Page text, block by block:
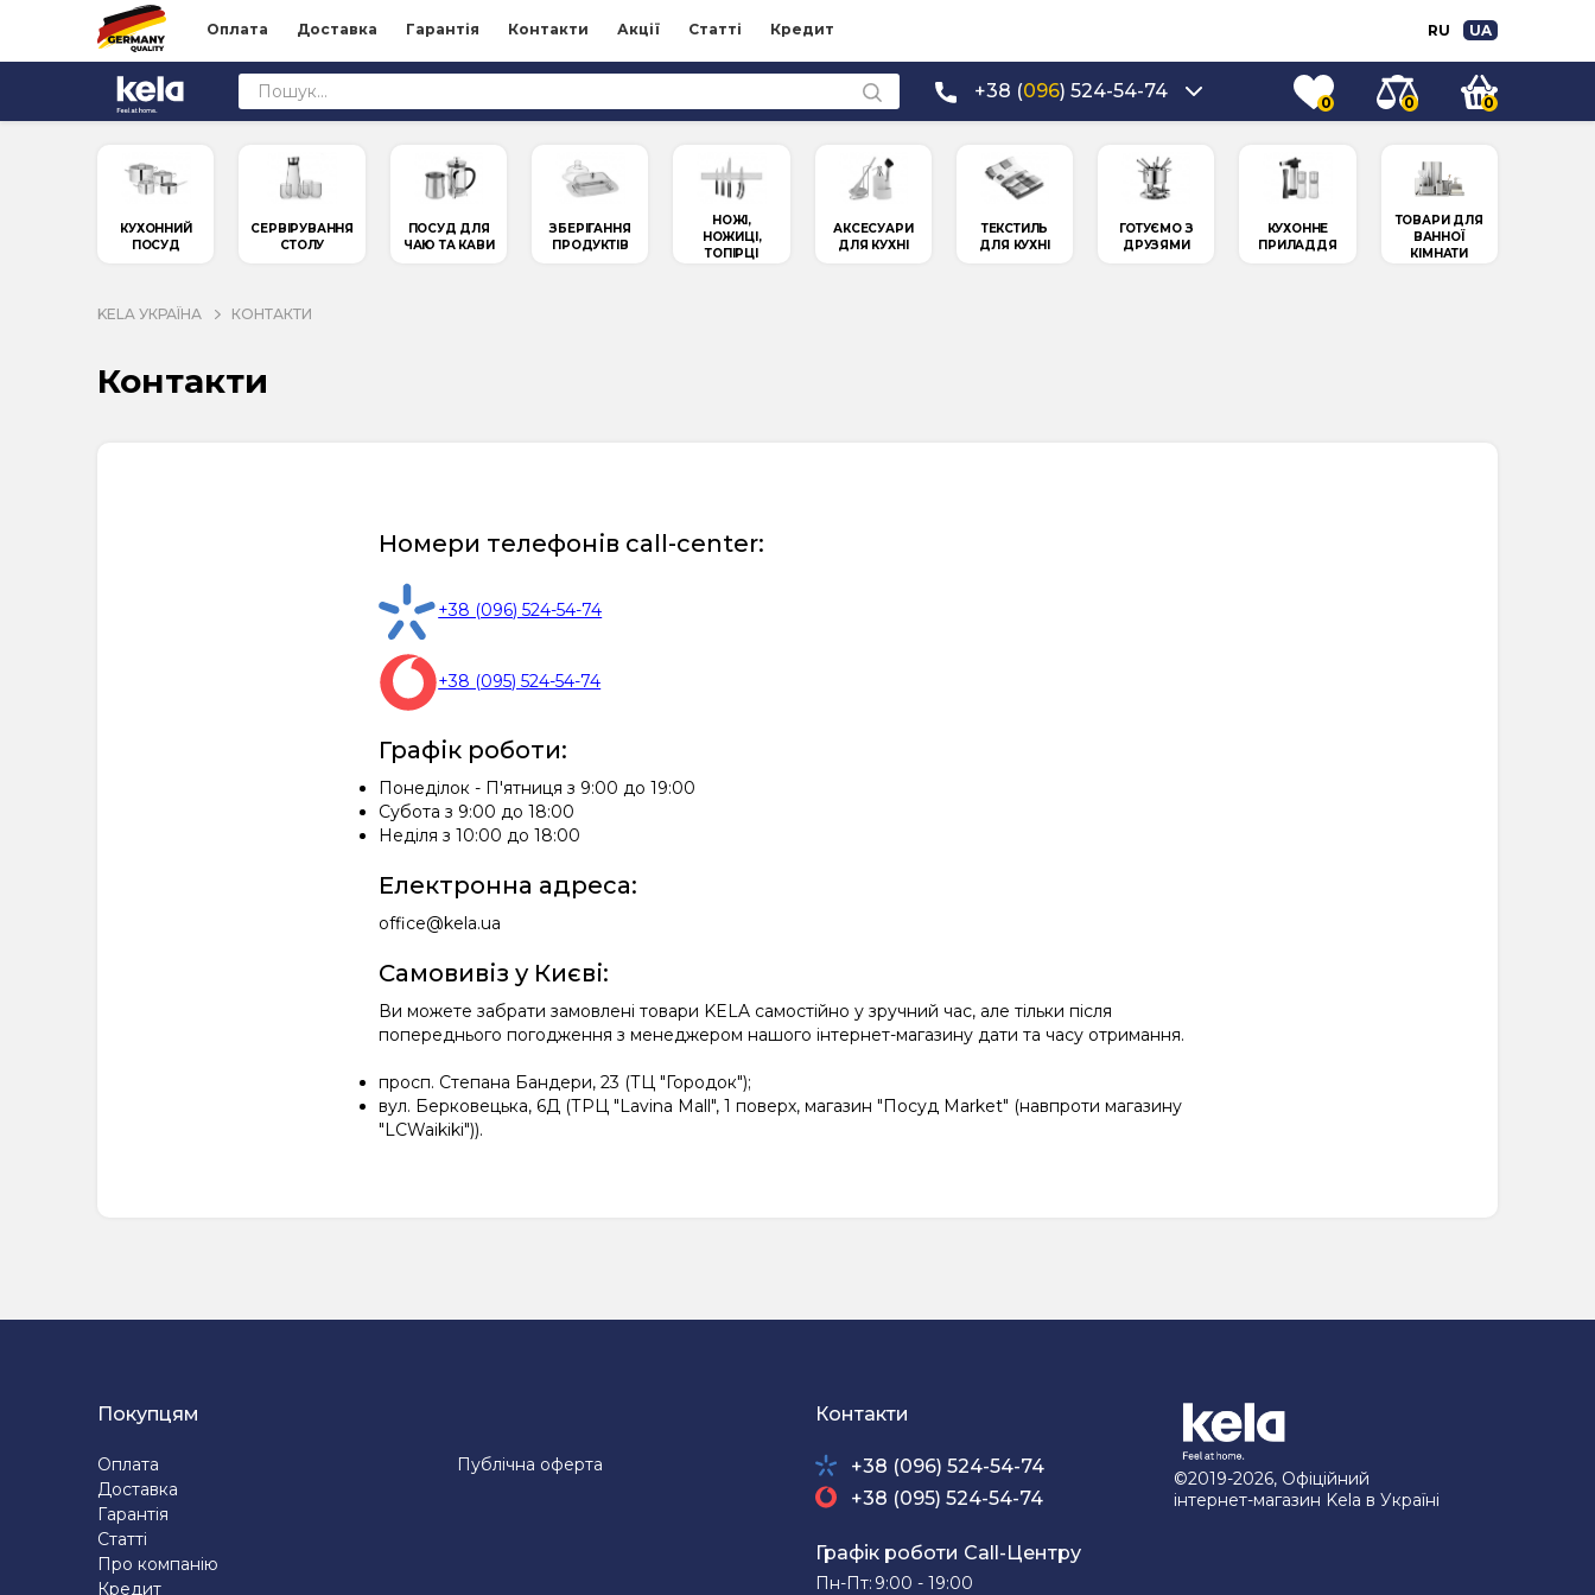
Оплата Доставка Гарантія Контакти Акції Статті Кредит RU UA
+38 (096) 524-54-74
0 0 0
КУХОННИЙ
ПОСУД
СЕРВІРУВАННЯ
СТОЛУ
ПОСУД ДЛЯ
ЧАЮ ТА КАВИ
ЗБЕРІГАННЯ
ПРОДУКТІВ
НОЖІ,
НОЖИЦІ,
ТОПІРЦІ
АКСЕСУАРИ
ДЛЯ КУХНІ
ТЕКСТИЛЬ
ДЛЯ КУХНІ
ГОТУЄМО З
ДРУЗЯМИ
КУХОННЕ
ПРИЛАДДЯ
ТОВАРИ ДЛЯ
ВАННОЇ
КІМНАТИ
KELA УКРАЇНА КОНТАКТИ
Контакти
Номери телефонів call-center:
+38 (096) 524-54-74
+38 (095) 524-54-74
Графік роботи:
Понеділок - П'ятниця з 9:00 до 19:00
Субота з 9:00 до 18:00
Неділя з 10:00 до 18:00
Електронна адреса:
office@kela.ua
Самовивіз у Києві:
Ви можете забрати замовлені товари KELA самостійно у зручний час, але тільки після
попереднього погодження з менеджером нашого інтернет-магазину дати та часу отримання.
просп. Степана Бандери, 23 (ТЦ "Городок");
вул. Берковецька, 6Д (ТРЦ "Lavina Mall", 1 поверх, магазин "Посуд Market" (навпроти магазину
"LCWaikiki")).
Покупцям
Оплата
Доставка
Гарантія
Статті
Про компанію
Кредит
Публічна оферта
Контакти
+38 (096) 524-54-74
+38 (095) 524-54-74
Графік роботи Call-Центру
Пн-Пт: 9:00 - 19:00
©2019-2026, Офіційний
інтернет-магазин Kela в Україні